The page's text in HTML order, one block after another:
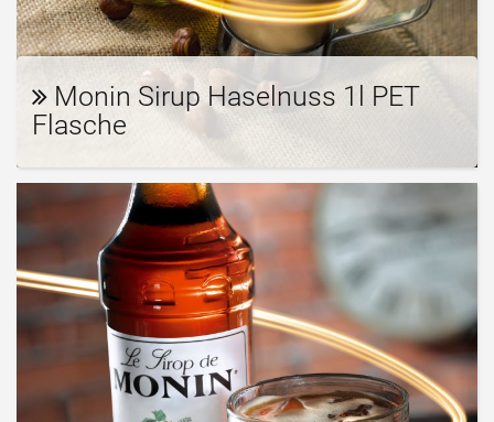
Monin Sirup Haselnuss 1l PET
Flasche